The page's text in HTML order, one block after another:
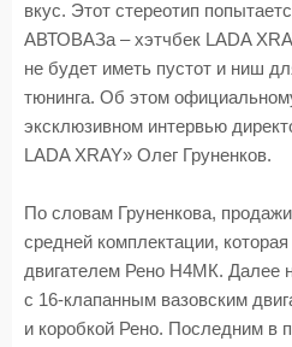
вкус. Этот стереотип
АВТОВАЗа – хэтчбек LADA
не будет иметь пустот и ниш
тюнинга. Об этом
эксклюзивном интервью
LADA XRAY» Олег Груненков.
По словам Груненкова,
средней комплектации,
двигателем Рено Н4МК. Далее
с 16-клапанным вазовским
и коробкой Рено. Последним в